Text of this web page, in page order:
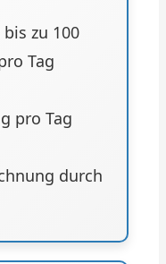
bis zu 100
Tag
pro Tag
durch